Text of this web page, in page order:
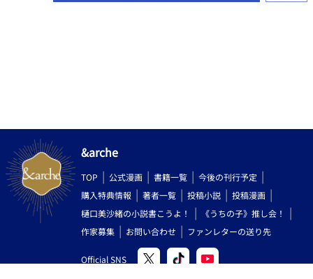
&arche
TOP 公式漫画 書籍一覧
今後の刊行予定
購入特典情報
著者一覧 投稿小説
投稿漫画
樋口美沙緒の小説書こうよ！
《うちの子》推し会！
作家募集
お問い合わせ ファンレターの送り先
Official SNS